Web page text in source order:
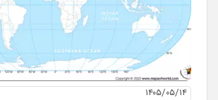
۱۴۰۵/۰۵/۱۴